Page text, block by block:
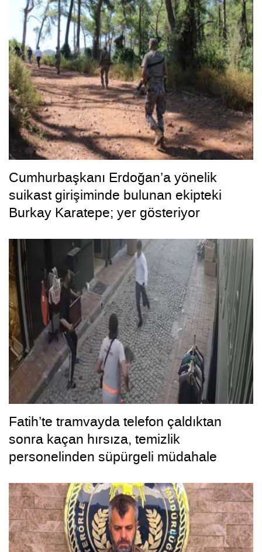
Cumhurbaşkanı Erdoğan’a yönelik
suikast girişiminde bulunan ekipteki
Burkay Karatepe; yer gösteriyor
Fatih’te tramvayda telefon çaldıktan
sonra kaçan hırsıza, temizlik
personelinden süpürgeli müdahale